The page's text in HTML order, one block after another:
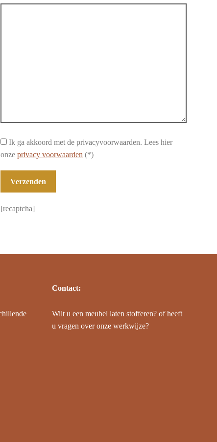
Ik ga akkoord met de privacyvoorwaarden. Lees hier
onze privacy voorwaarden (*)
[recaptcha]
Contact:
Wilt u een meubel laten stofferen? of heeft
u vragen over onze werkwijze?